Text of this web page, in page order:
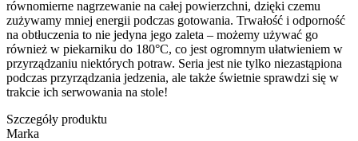
równomierne nagrzewanie na całej powierzchni, dzięki czemu
zużywamy mniej energii podczas gotowania. Trwałość i odporność
na obtłuczenia to nie jedyna jego zaleta – możemy używać go
również w piekarniku do 180°C, co jest ogromnym ułatwieniem w
przyrządzaniu niektórych potraw. Seria jest nie tylko niezastąpiona
podczas przyrządzania jedzenia, ale także świetnie sprawdzi się w
trakcie ich serwowania na stole!
Szczegóły produktu
Marka